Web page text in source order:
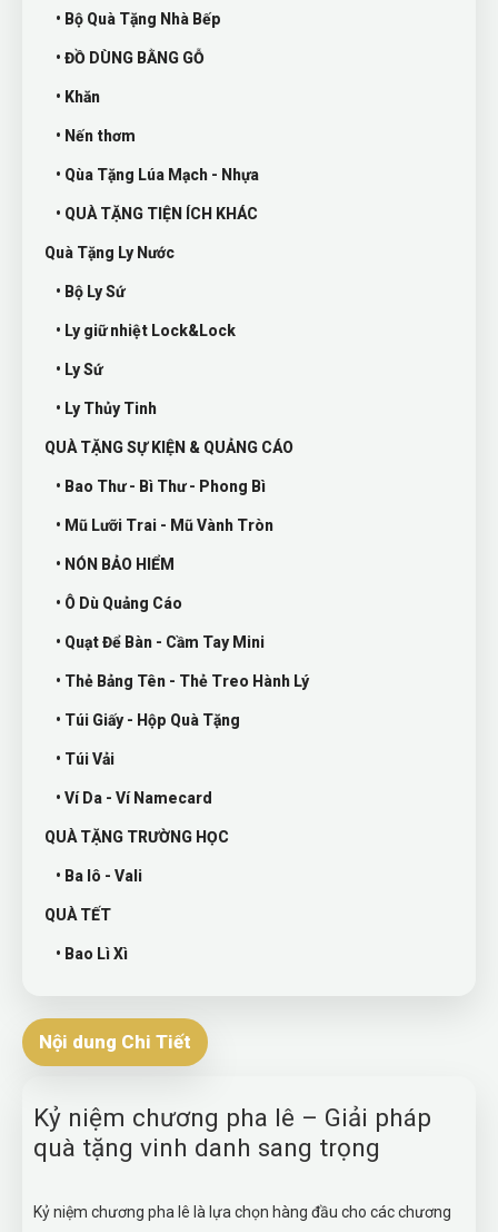
• Bộ Quà Tặng Nhà Bếp
• ĐỒ DÙNG BẰNG GỖ
• Khăn
• Nến thơm
• Qùa Tặng Lúa Mạch - Nhựa
• QUÀ TẶNG TIỆN ÍCH KHÁC
Quà Tặng Ly Nước
• Bộ Ly Sứ
• Ly giữ nhiệt Lock&Lock
• Ly Sứ
• Ly Thủy Tinh
QUÀ TẶNG SỰ KIỆN & QUẢNG CÁO
• Bao Thư - Bì Thư - Phong Bì
• Mũ Lưỡi Trai - Mũ Vành Tròn
• NÓN BẢO HIỂM
• Ô Dù Quảng Cáo
• Quạt Để Bàn - Cầm Tay Mini
• Thẻ Bảng Tên - Thẻ Treo Hành Lý
• Túi Giấy - Hộp Quà Tặng
• Túi Vải
• Ví Da - Ví Namecard
QUÀ TẶNG TRƯỜNG HỌC
• Ba lô - Vali
QUÀ TẾT
• Bao Lì Xì
Nội dung Chi Tiết
Kỷ niệm chương pha lê – Giải pháp
quà tặng vinh danh sang trọng
Kỷ niệm chương pha lê là lựa chọn hàng đầu cho các chương